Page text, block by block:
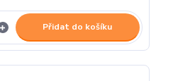
Přidat do košíku